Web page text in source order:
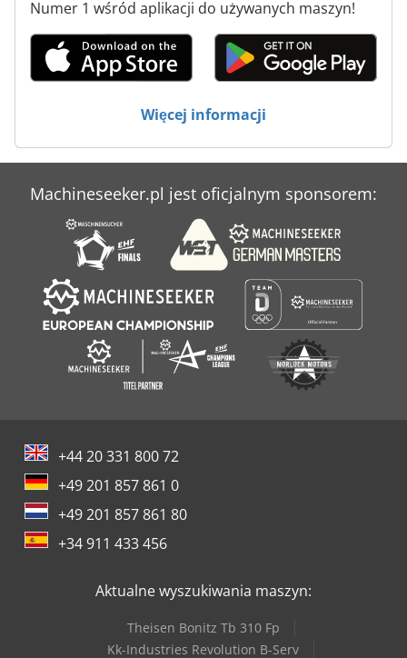
Sprzęt Do Piaskowania
Numer 1 wśród aplikacji do używanych maszyn!
Więcej informacji
Machineseeker.pl jest oficjalnym sponsorem:
+44 20 331 800 72
+49 201 857 861 0
+49 201 857 861 80
+34 911 433 456
Aktualne wyszukiwania maszyn:
Theisen Bonitz Tb 310 Fp
Kk-Industries Revolution B-Serv